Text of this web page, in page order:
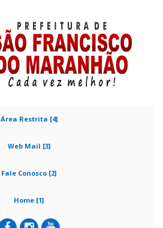
Área Restrita [4]
Web Mail [3]
Fale Conosco [2]
Home [1]